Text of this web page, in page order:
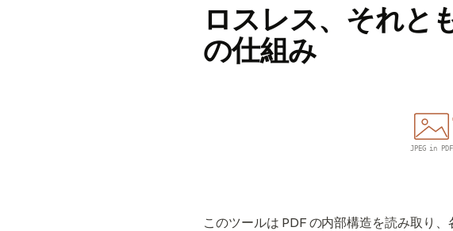
ロスレス、それと
の仕組み
JPEG in PDF
このツールは PDF の内部構造を読み取り